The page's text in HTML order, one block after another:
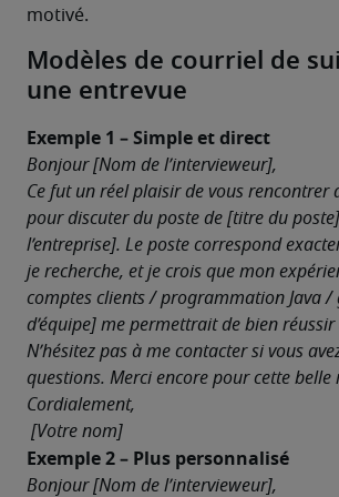
motivé.
Modèles de courriel de
une entrevue
Exemple 1 – Simple et direct
Bonjour [Nom de l’intervieweur],
Ce fut un réel plaisir de vous rencontrer
pour discuter du poste de [titre du
l’entreprise]. Le poste correspond
je recherche, et je crois que mon
comptes clients / programmation Java /
d’équipe] me permettrait de bien réussir
N’hésitez pas à me contacter si vous
questions. Merci encore pour cette belle
Cordialement,
[Votre nom]
Exemple 2 – Plus personnalisé
Bonjour [Nom de l’intervieweur],